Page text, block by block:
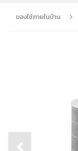
ของใช้ภายในบ้าน